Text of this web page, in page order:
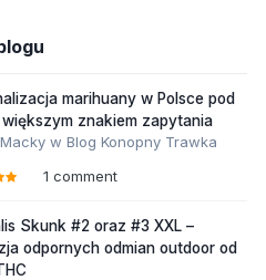
marihuany w Polsce pod
znakiem zapytania
Macky w Blog Konopny Trawka
1 comment
Skunk #2 oraz #3 XXL –
odpornych odmian outdoor od